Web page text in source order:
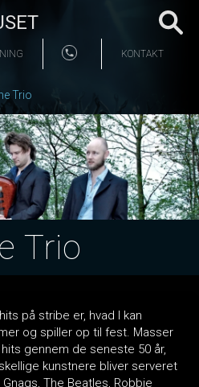
KONTAKT
Trio
Trio
på stribe er, hvad I kan
og spiller op til fest. Masser
gennem de seneste 50 år,
kunstnere bliver serveret
The Beatles, Robbie